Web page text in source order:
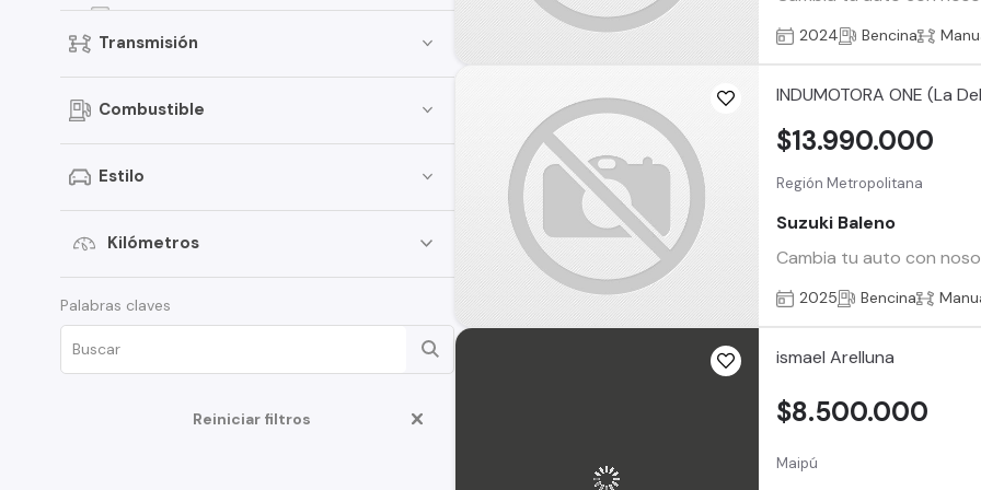
Jimny
Celerio
APV
Aerio
Ciaz
Ertiga
Fronx
Transmisión
Combustible
Estilo
Kilómetros
Palabras claves
Reiniciar filtros
2024 Bencina
INDUMOTORA ONE (La
Región Metropolitana
Suzuki Baleno
Cambia tu auto con
$13.990.000
2025 Bencina
ismael Arelluna
Maipú
$8.500.000